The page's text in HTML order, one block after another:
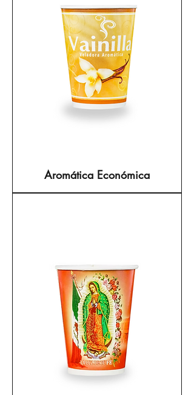
Aromática Económica